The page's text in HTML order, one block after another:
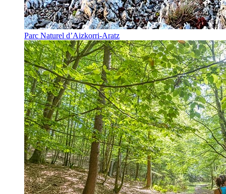
Parc Naturel d’Aizkorri-Aratz